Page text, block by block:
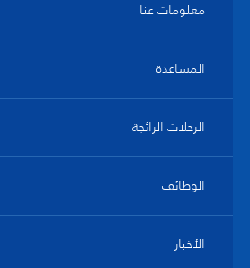
معلومات عنا
المساعدة
الرحلات الرائجة
الوظائف
الأخبار